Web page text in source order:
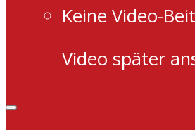
Keine Video-
Video später